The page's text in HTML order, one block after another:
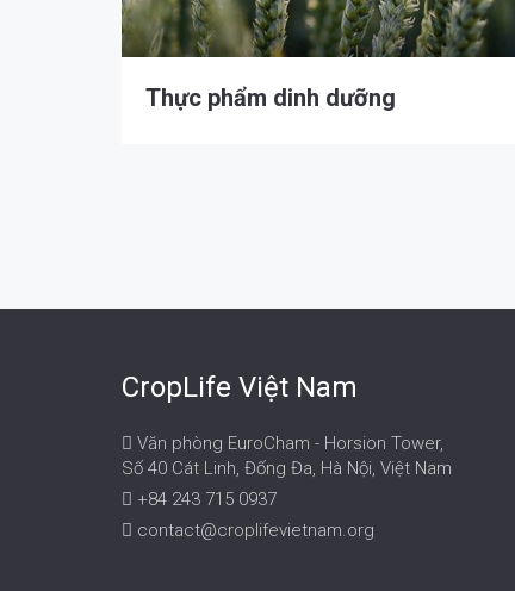
Thực phẩm dinh dưỡng
CropLife Việt Nam
Văn phòng EuroCham - Horsion Tower,
Số 40 Cát Linh, Đống Đa, Hà Nội, Việt Nam
+84 243 715 0937
contact@croplifevietnam.org